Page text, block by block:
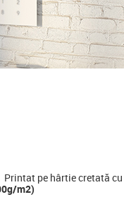
Printat pe hârtie cretată
m2)